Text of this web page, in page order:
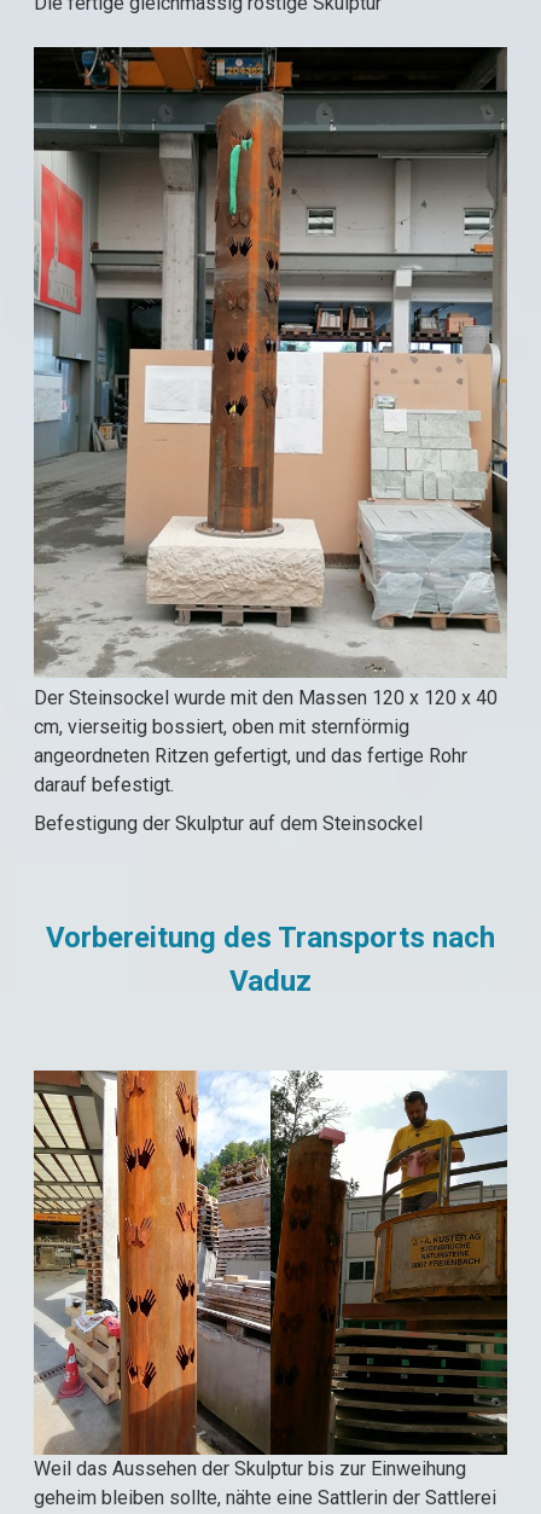
Der Steinsockel wurde mit den Massen 120 x 120 x 40
cm, vierseitig bossiert, oben mit sternförmig
angeordneten Ritzen gefertigt, und das fertige Rohr
darauf befestigt.
Befestigung der Skulptur auf dem Steinsockel
Vorbereitung des Transports nach
Vaduz
Weil das Aussehen der Skulptur bis zur Einweihung
geheim bleiben sollte, nähte eine Sattlerin der Sattlerei